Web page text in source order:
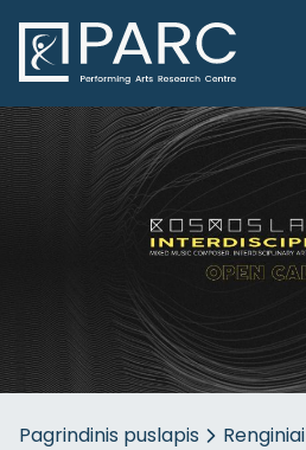
Pagrindinis puslapis Renginiai